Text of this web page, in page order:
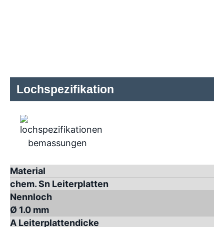
Lochspezifikation
Material
chem. Sn Leiterplatten
Nennloch
Ø 1.0 mm
A Leiterplattendicke